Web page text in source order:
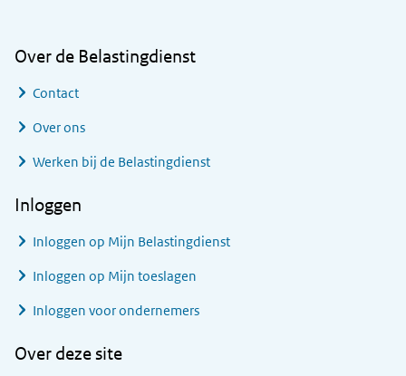
Over de Belastingdienst
Contact
Over ons
Werken bij de Belastingdienst
Inloggen
Inloggen op Mijn Belastingdienst
Inloggen op Mijn toeslagen
Inloggen voor ondernemers
Over deze site